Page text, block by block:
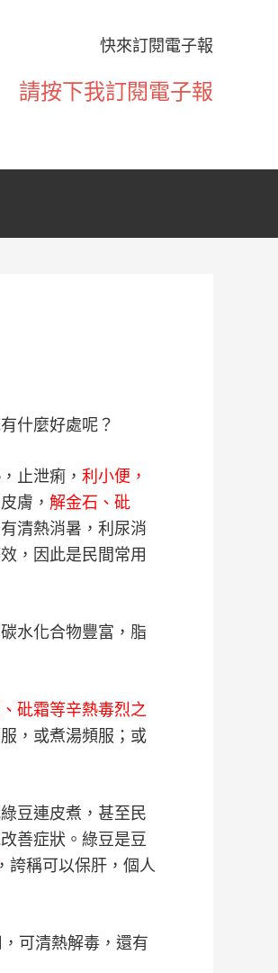
快來訂閱電子報
請按下我訂閱電子報
什麼好處呢？
止泄痢， 利小便，
膚， 解金石、砒
清熱消暑，利尿消
，因此是民間常用
碳水化合物豐富，脂
、砒霜等辛熱毒烈之
，或煮湯頻服；或
豆連皮煮，甚至民
善症狀。綠豆是豆
，誇稱可以保肝，個人
可清熱解毒，還有